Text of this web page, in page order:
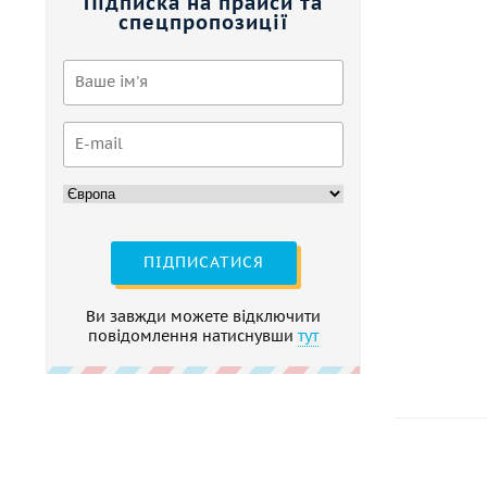
спецпропозиції
ПІДПИСАТИСЯ
Ви завжди можете відключити
повідомлення натиснувши тут